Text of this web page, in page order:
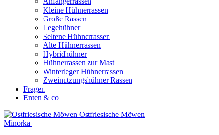
Kleine Hühnerrassen
Große Rassen
Legehühner
Seltene Hühnerrassen
Alte Hühnerrassen
Hybridhühner
Hühnerrassen zur Mast
Winterleger Hühnerrassen
Zweinutzungshühner Rassen
Fragen
Enten & co
Ostfriesische Möwen
Minorka